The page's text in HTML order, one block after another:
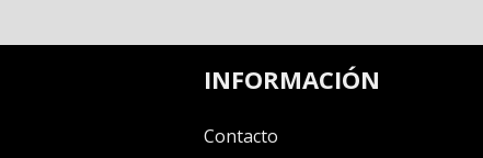
INFORMACIÓN
Contacto